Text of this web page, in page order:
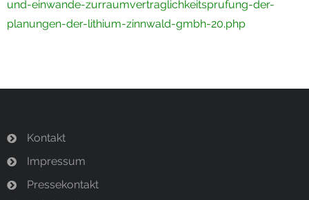
und-einwande-zurraumvertraglichkeitsprufung-der-
planungen-der-lithium-zinnwald-gmbh-20.php
Kontakt
Impressum
Pressekontakt